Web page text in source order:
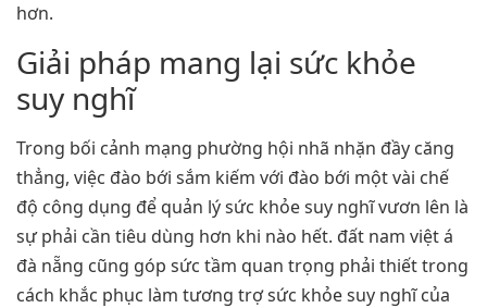
hơn.
Giải pháp mang lại sức khỏe
suy nghĩ
Trong bối cảnh mạng phường hội nhã nhặn đầy căng
thẳng, việc đào bới sắm kiếm với đào bới một vài chế
độ công dụng để quản lý sức khỏe suy nghĩ vươn lên là
sự phải cần tiêu dùng hơn khi nào hết. đất nam việt á
đà nẵng cũng góp sức tầm quan trọng phải thiết trong
cách khắc phục làm tương trợ sức khỏe suy nghĩ của